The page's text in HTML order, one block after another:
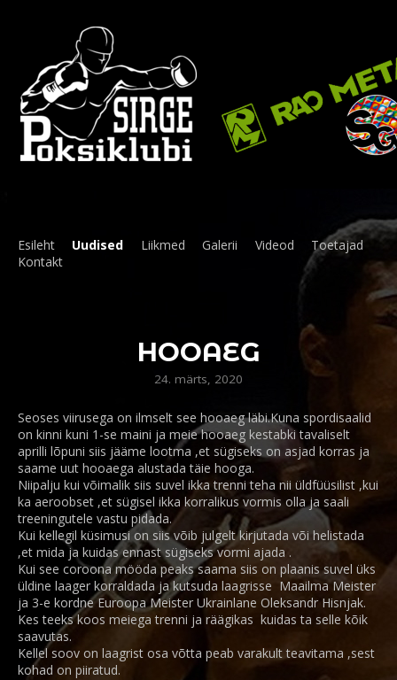
Esileht Uudised Liikmed Galerii Videod
Toetajad
Kontakt
HOOAEG
24. märts, 2020
Seoses viirusega on ilmselt see hooaeg läbi.Kuna spordisaalid
on kinni kuni 1-se maini ja meie hooaeg kestabki tavaliselt
aprilli lõpuni siis jääme lootma ,et sügiseks on asjad korras ja
saame uut hooaega alustada täie hooga.
Niipalju kui võimalik siis suvel ikka trenni teha nii üldfüüsilist ,kui
ka aeroobset ,et sügisel ikka korralikus vormis olla ja saali
treeningutele vastu pidada.
Kui kellegil küsimusi on siis võib julgelt kirjutada või helistada
,et mida ja kuidas ennast sügiseks vormi ajada .
Kui see coroona mööda peaks saama siis on plaanis suvel üks
üldine laager korraldada ja kutsuda laagrisse Maailma Meister
ja 3-e kordne Euroopa Meister Ukrainlane Oleksandr Hisnjak.
Kes teeks koos meiega trenni ja räägikas kuidas ta selle kõik
saavutas.
Kellel soov on laagrist osa võtta peab varakult teavitama ,sest
kohad on piiratud.